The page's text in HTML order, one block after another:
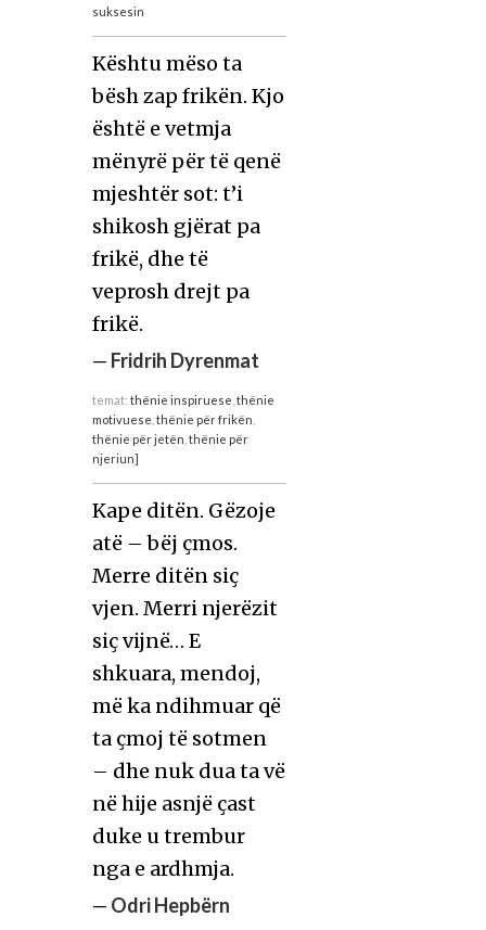
suksesin
Kështu mëso ta
bësh zap frikën. Kjo
është e vetmja
mënyrë për të qenë
mjeshtër sot: t’i
shikosh gjërat pa
frikë, dhe të
veprosh drejt pa
frikë.
— Fridrih Dyrenmat
temat: thënie inspiruese thënie
motivuese thënie për frikën
thënie për jetën thënie për
njeriun]
Kape ditën. Gëzoje
atë – bëj çmos.
Merre ditën siç
vjen. Merri njerëzit
siç vijnë… E
shkuara, mendoj,
më ka ndihmuar që
ta çmoj të sotmen
– dhe nuk dua ta vë
në hije asnjë çast
duke u trembur
nga e ardhmja.
— Odri Hepbërn